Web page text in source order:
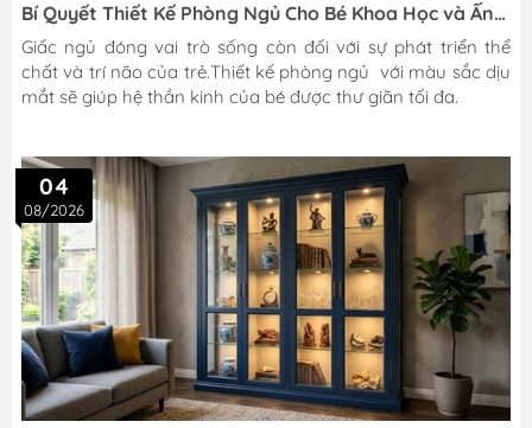
Bí Quyết Thiết Kế Phòng Ngủ Cho Bé Khoa Học và Ấn
Tượng
Giấc ngủ đóng vai trò sống còn đối với sự phát triển thể
chất và trí não của trẻ.Thiết kế phòng ngủ với màu sắc dịu
mắt sẽ giúp hệ thần kinh của bé được thư giãn tối đa.
04
08/2026